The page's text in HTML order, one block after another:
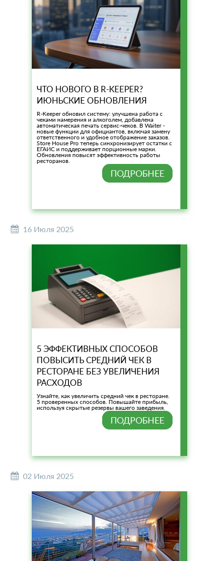
ЧТО НОВОГО В R-KEEPER?
ИЮНЬСКИЕ ОБНОВЛЕНИЯ
R-Keeper обновил систему: улучшена работа с
чеками намерения и алкоголем, добавлена
автоматическая печать сервис-чеков. В Waiter -
новые функции для официантов, включая замену
ответственного и удобное отображение заказов.
Store House Pro теперь синхронизирует остатки с
ЕГАИС и поддерживает порционные марки.
Обновления повысят эффективность работы
ресторанов.
ПОДРОБНЕЕ
16 Июля 2025
5 ЭФФЕКТИВНЫХ СПОСОБОВ
ПОВЫСИТЬ СРЕДНИЙ ЧЕК В
РЕСТОРАНЕ БЕЗ УВЕЛИЧЕНИЯ
РАСХОДОВ
Узнайте, как увеличить средний чек в ресторане.
5 проверенных способов. Повышайте прибыль,
используя скрытые резервы вашего заведения.
ПОДРОБНЕЕ
02 Июля 2025